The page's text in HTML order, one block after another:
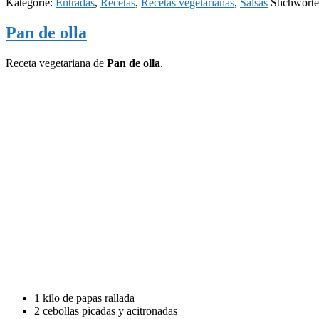
Pan de olla
Receta vegetariana de Pan de olla.
1 kilo de papas rallada
2 cebollas picadas y acitronadas